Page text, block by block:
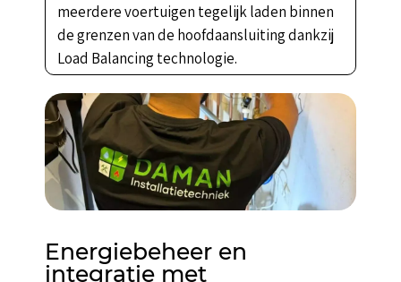
meerdere voertuigen tegelijk laden binnen
de grenzen van de hoofdaansluiting dankzij
Load Balancing technologie.
Energiebeheer en
integratie met